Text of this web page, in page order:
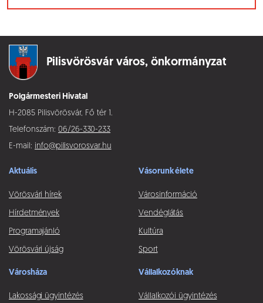
Pilisvörösvár város, önkormányzat
Polgármesteri Hivatal
H-2085 Pilisvörösvár, Fő tér 1.
Telefonszám: 06/26-330-233
E-mail: info@pilisvorosvar.hu
Aktuális
Vörösvári hírek
Hírdetmények
Programajánló
Vörösvári újság
Vásorunk élete
Városinformáció
Vendéglátás
Kultúra
Sport
Városháza
Lakossági ügyintézés
Vállalkozóknak
Vállalkozói ügyintézés